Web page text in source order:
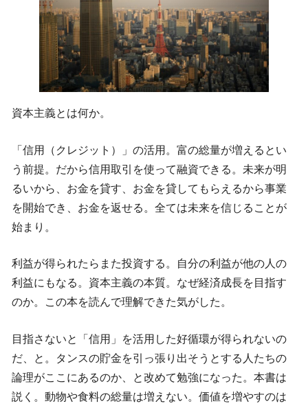
資本主義とは何か。
「信用（クレジット）」の活用。富の総量が増えるとい
う前提。だから信用取引を使って融資できる。未来が明
るいから、お金を貸す、お金を貸してもらえるから事業
を開始でき、お金を返せる。全ては未来を信じることが
始まり。
利益が得られたらまた投資する。自分の利益が他の人の
利益にもなる。資本主義の本質。なぜ経済成長を目指す
のか。この本を読んで理解できた気がした。
目指さないと「信用」を活用した好循環が得られないの
だ、と。タンスの貯金を引っ張り出そうとする人たちの
論理がここにあるのか、と改めて勉強になった。本書は
説く。動物や食料の総量は増えない。価値を増やすのは